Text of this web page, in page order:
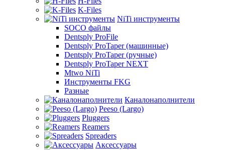
K-Files
NiTi инструменты
SOCO файлы
Dentsply ProFile
Dentsply ProTaper (машинные)
Dentsply ProTaper (ручные)
Dentsply ProTaper NEXT
Mtwo NiTi
Инструменты FKG
Разные
Каналонаполнители
Peeso (Largo)
Pluggers
Reamers
Spreaders
Аксессуары